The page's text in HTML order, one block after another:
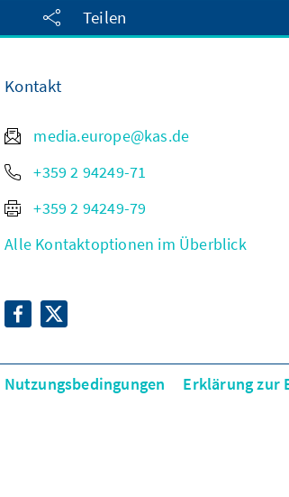
Teilen
Kontakt
media.europe@kas.de
+359 2 94249-71
+359 2 94249-79
Alle Kontaktoptionen im Überblick
Nutzungsbedingungen Erklärung zur